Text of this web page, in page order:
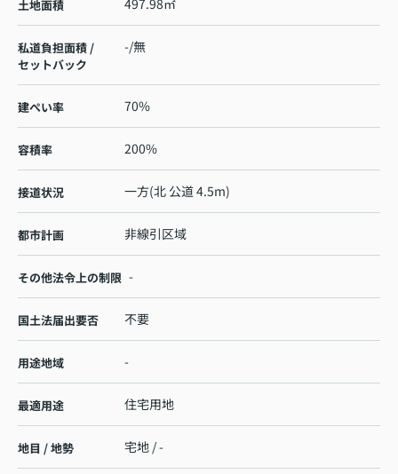
土地面積
私道負担面積 /
セットバック
-/無
建ぺい率 70%
容積率 200%
接道状況 一方(北 公道 4.5m)
都市計画 非線引区域
その他法令上の制限 -
国土法届出要否 不要
用途地域 -
最適用途 住宅用地
地目 / 地勢 宅地 / -